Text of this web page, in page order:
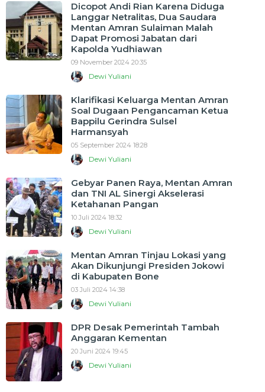
Dicopot Andi Rian Karena Diduga
Langgar Netralitas, Dua Saudara
Mentan Amran Sulaiman Malah
Dapat Promosi Jabatan dari
Kapolda Yudhiawan
09 November 2024 20:35
Dewi Yuliani
Klarifikasi Keluarga Mentan Amran
Soal Dugaan Pengancaman Ketua
Bappilu Gerindra Sulsel
Harmansyah
05 September 2024 18:28
Dewi Yuliani
Gebyar Panen Raya, Mentan Amran
dan TNI AL Sinergi Akselerasi
Ketahanan Pangan
10 Juli 2024 18:32
Dewi Yuliani
Mentan Amran Tinjau Lokasi yang
Akan Dikunjungi Presiden Jokowi
di Kabupaten Bone
03 Juli 2024 14:38
Dewi Yuliani
DPR Desak Pemerintah Tambah
Anggaran Kementan
20 Juni 2024 19:45
Dewi Yuliani